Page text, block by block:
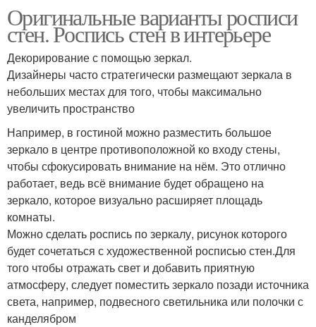
Оригинальные варианты росписи
стен. Роспись стен в интерьере
Декорирование с помощью зеркал.
Дизайнеры часто стратегически размещают зеркала в
небольших местах для того, чтобы максимально
увеличить пространство
Например, в гостиной можно разместить большое
зеркало в центре противоположной ко входу стены,
чтобы сфокусировать внимание на нём. Это отлично
работает, ведь всё внимание будет обращено на
зеркало, которое визуально расширяет площадь
комнаты.
Можно сделать роспись по зеркалу, рисунок которого
будет сочетаться с художественной росписью стен.Для
того чтобы отражать свет и добавить приятную
атмосферу, следует поместить зеркало позади источника
света, например, подвесного светильника или полочки с
канделябром